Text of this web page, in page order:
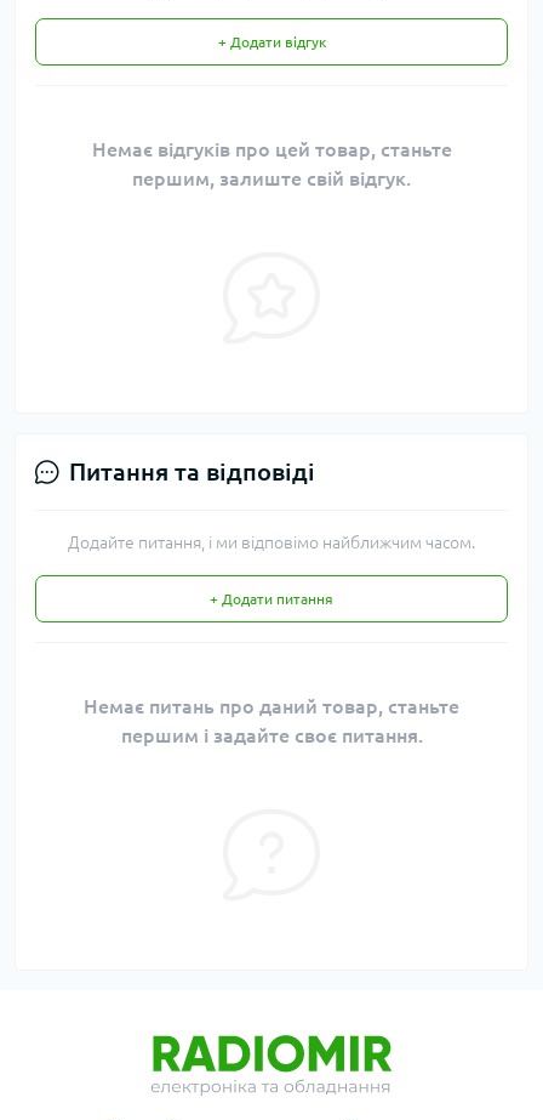
+ Додати відгук
Немає відгуків про цей товар, станьте
першим, залиште свій відгук.
Питання та відповіді
Додайте питання, і ми відповімо найближчим часом.
+ Додати питання
Немає питань про даний товар, станьте
першим і задайте своє питання.